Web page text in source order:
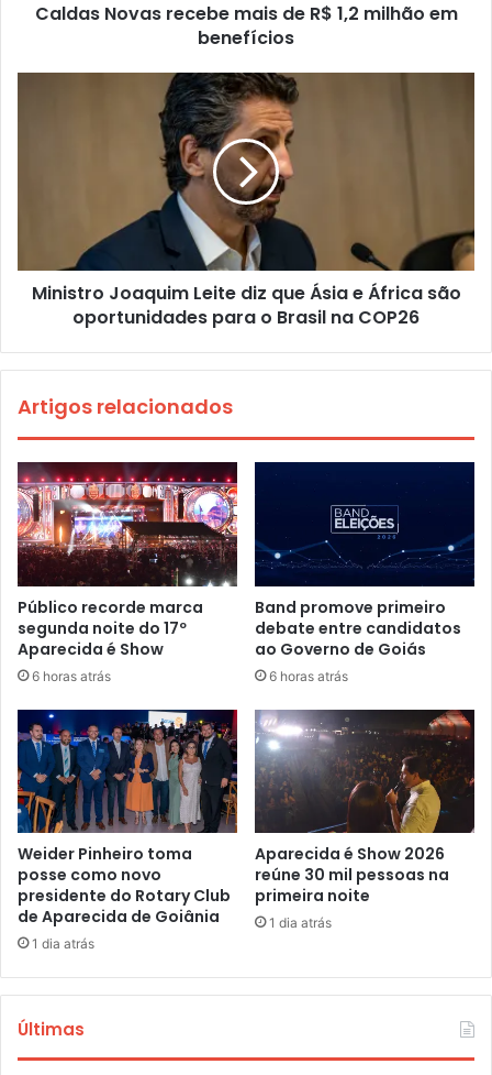
Caldas Novas recebe mais de R$ 1,2 milhão em
benefícios
Ministro Joaquim Leite diz que Ásia e África são
oportunidades para o Brasil na COP26
Artigos relacionados
Público recorde marca
segunda noite do 17º
Aparecida é Show
6 horas atrás
Band promove primeiro
debate entre candidatos
ao Governo de Goiás
6 horas atrás
Weider Pinheiro toma
posse como novo
presidente do Rotary Club
de Aparecida de Goiânia
1 dia atrás
Aparecida é Show 2026
reúne 30 mil pessoas na
primeira noite
1 dia atrás
Últimas